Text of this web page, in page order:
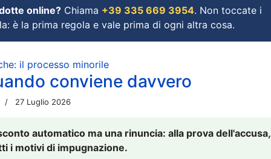
online? Chiama +39 335 669 3954. Non toccate i
è la prima regola e vale prima di ogni altra cosa.
il processo minorile
conviene davvero
27 Luglio 2026
automatico ma una rinuncia: alla prova dell'accusa,
i motivi di impugnazione.